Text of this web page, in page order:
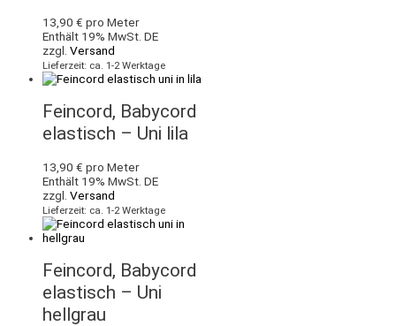
13,90 € pro Meter
Enthält 19% MwSt. DE
zzgl. Versand
Lieferzeit: ca. 1-2 Werktage
Feincord, Babycord
elastisch – Uni lila
13,90 € pro Meter
Enthält 19% MwSt. DE
zzgl. Versand
Lieferzeit: ca. 1-2 Werktage
Feincord, Babycord
elastisch – Uni
hellgrau